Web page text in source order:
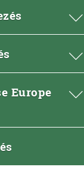
Europe